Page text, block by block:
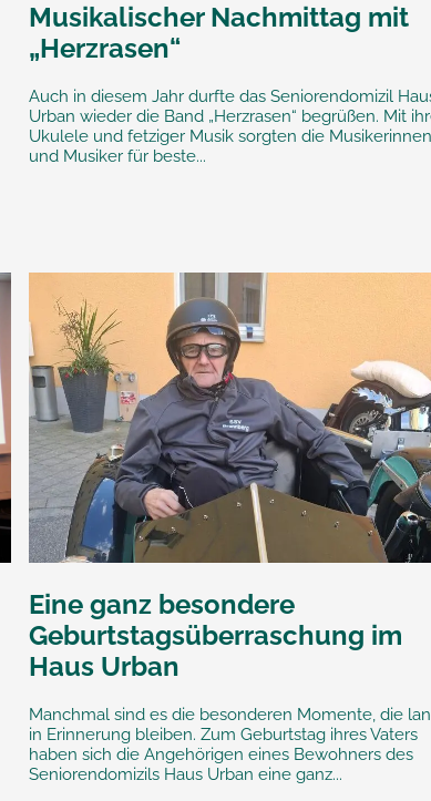
Musikalischer Nachmittag mit
„Herzrasen“
Auch in diesem Jahr durfte das Seniorendomizil
Urban wieder die Band „Herzrasen“ begrüßen. Mit
Ukulele und fetziger Musik sorgten die Musikerinnen
und Musiker für beste...
Eine ganz besondere
Geburtstagsüberraschung im
Haus Urban
Manchmal sind es die besonderen Momente, die
in Erinnerung bleiben. Zum Geburtstag ihres Vaters
haben sich die Angehörigen eines Bewohners des
Seniorendomizils Haus Urban eine ganz...